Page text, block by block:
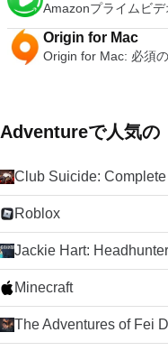
Amazonプライムビ
Origin for Mac
Origin for Mac: 必須
Adventureで人気の
Club Suicide:
Roblox
Jackie Hart: Headhunter
Minecraft
The Adventures of Fei